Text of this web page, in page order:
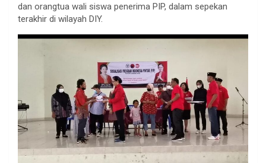
dan orangtua wali siswa penerima PIP, dalam sepekan
terakhir di wilayah DIY.